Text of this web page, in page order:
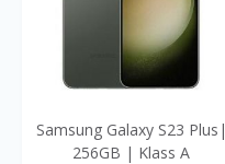
Samsung Galaxy S23 Plus|
256GB | Klass A